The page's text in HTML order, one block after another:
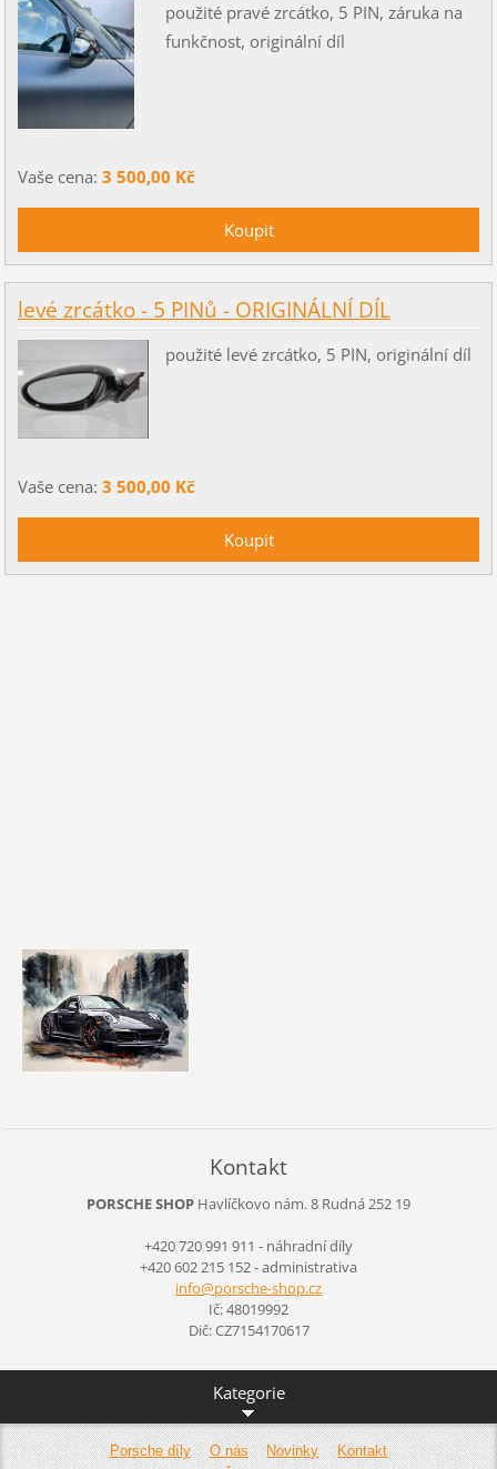
použité pravé zrcátko, 5 PIN, záruka na
funkčnost, originální díl
Vaše cena: 3 500,00 Kč
levé zrcátko - 5 PINů - ORIGINÁLNÍ DÍL
použité levé zrcátko, 5 PIN, originální díl
Vaše cena: 3 500,00 Kč
Kontakt
PORSCHE SHOP Havlíčkovo nám. 8 Rudná 252 19
+420 720 991 911 - náhradní díly
+420 602 215 152 - administrativa
info@porsche-shop.cz
Ič: 48019992
Dič: CZ7154170617
Kategorie
Porsche díly O nás Novinky
Kontakt